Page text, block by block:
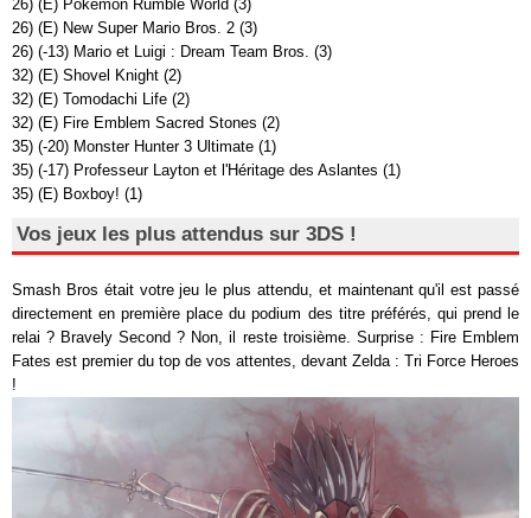
26) (E) Pokémon Rumble World (3)
26) (E) New Super Mario Bros. 2 (3)
26) (-13) Mario et Luigi : Dream Team Bros. (3)
32) (E) Shovel Knight (2)
32) (E) Tomodachi Life (2)
32) (E) Fire Emblem Sacred Stones (2)
35) (-20) Monster Hunter 3 Ultimate (1)
35) (-17) Professeur Layton et l'Héritage des Aslantes (1)
35) (E) Boxboy! (1)
Vos jeux les plus attendus sur 3DS !
Smash Bros était votre jeu le plus attendu, et maintenant qu'il est passé
directement en première place du podium des titre préférés, qui prend le
relai ? Bravely Second ? Non, il reste troisième. Surprise : Fire Emblem
Fates est premier du top de vos attentes, devant Zelda : Tri Force Heroes
!